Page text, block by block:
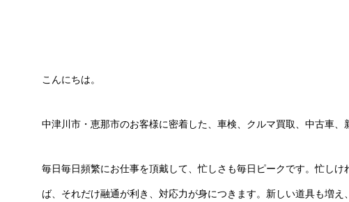
こんにちは。
中津川市・恵那市のお客様に密着した、車検、クルマ買取、中古車、
毎日毎日頻繁にお仕事を頂戴して、忙しさも毎日ピークです。忙し
ば、それだけ融通が利き、対応力が身につきます。新しい道具も増え